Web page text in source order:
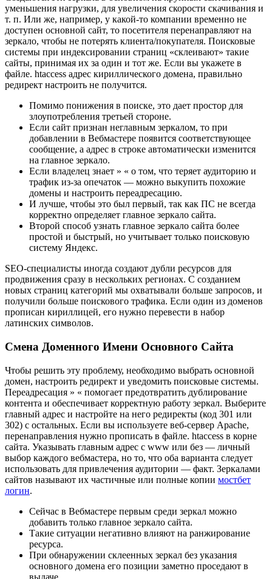
уменьшения нагрузки, для увеличения скорости скачивания и
т. п. Или же, например, у какой-то компании временно не
доступен основной сайт, то посетителя перенаправляют на
зеркало, чтобы не потерять клиента/покупателя. Поисковые
системы при индексировании страниц «склеивают» такие
сайты, принимая их за один и тот же. Если вы укажете в
файле. htaccess адрес кириллического домена, правильно
редирект настроить не получится.
Помимо понижения в поиске, это дает простор для
злоупотребления третьей стороне.
Если сайт признан неглавным зеркалом, то при
добавлении в Вебмастере появится соответствующее
сообщение, а адрес в строке автоматически изменится
на главное зеркало.
Если владелец знает » « о том, что теряет аудиторию и
трафик из-за опечаток — можно выкупить похожие
домены и настроить переадресацию.
И лучше, чтобы это был первый, так как ПС не всегда
корректно определяет главное зеркало сайта.
Второй способ узнать главное зеркало сайта более
простой и быстрый, но учитывает только поисковую
систему Яндекс.
SEO-специалисты иногда создают дубли ресурсов для
продвижения сразу в нескольких регионах. С созданием
новых страниц категорий мы охватывали больше запросов, и
получили больше поискового трафика. Если один из доменов
прописан кириллицей, его нужно перевести в набор
латинских символов.
Смена Доменного Имени Основного Сайта
Чтобы решить эту проблему, необходимо выбрать основной
домен, настроить редирект и уведомить поисковые системы.
Переадресация » « помогает предотвратить дублирование
контента и обеспечивает корректную работу зеркал. Выберите
главный адрес и настройте на него редиректы (код 301 или
302) с остальных. Если вы используете веб-сервер Apache,
перенаправления нужно прописать в файле. htaccess в корне
сайта. Указывать главным адрес с www или без — личный
выбор каждого вебмастера, но то, что оба варианта следует
использовать для привлечения аудитории — факт. Зеркалами
сайтов называют их частичные или полные копии мостбет
логин.
Сейчас в Вебмастере первым среди зеркал можно
добавить только главное зеркало сайта.
Такие ситуации негативно влияют на ранжирование
ресурса.
При обнаружении склеенных зеркал без указания
основного домена его позиции заметно проседают в
выдаче.